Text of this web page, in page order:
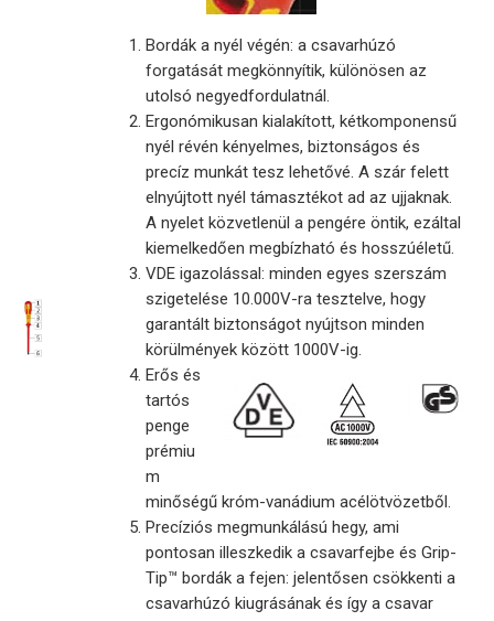
Bordák a nyél végén: a csavarhúzó
forgatását megkönnyítik, különösen az
utolsó negyedfordulatnál.
Ergonómikusan kialakított, kétkomponensű
nyél révén kényelmes, biztonságos és
precíz munkát tesz lehetővé. A szár felett
elnyújtott nyél támasztékot ad az ujjaknak.
A nyelet közvetlenül a pengére öntik, ezáltal
kiemelkedően megbízható és hosszúéletű.
VDE igazolással: minden egyes szerszám
szigetelése 10.000V-ra tesztelve, hogy
garantált biztonságot nyújtson minden
körülmények között 1000V-ig.
Erős és
tartós
penge
prémiu
m
minőségű króm-vanádium acélötvözetből.
Precíziós megmunkálású hegy, ami
pontosan illeszkedik a csavarfejbe és Grip-
Tip™ bordák a fejen: jelentősen csökkenti a
csavarhúzó kiugrásának és így a csavar